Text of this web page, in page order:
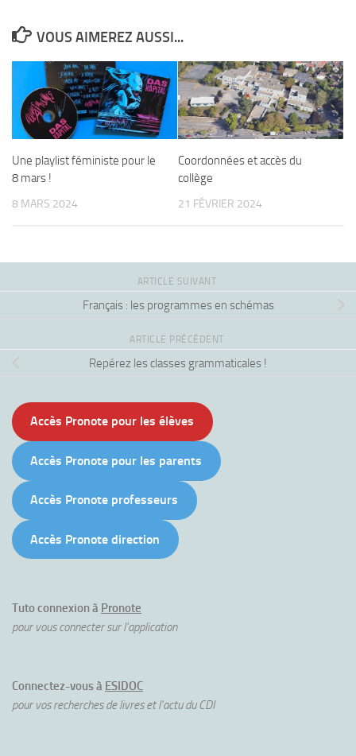
VOUS AIMEREZ AUSSI...
Une playlist féministe pour le
8 mars !
8 MARS 2024
Coordonnées et accès du
collège
21 FÉVRIER 2024
ARTICLE SUIVANT
Français : les programmes en schémas
ARTICLE PRÉCÉDENT
Repérez les classes grammaticales !
Accès Pronote pour les élèves
Accès Pronote pour les parents
Accès Pronote professeurs
Accès Pronote direction
Tuto connexion à Pronote
pour vous connecter sur l'application
Connectez-vous à ESIDOC
pour vos recherches de livres et l'actu du CDI